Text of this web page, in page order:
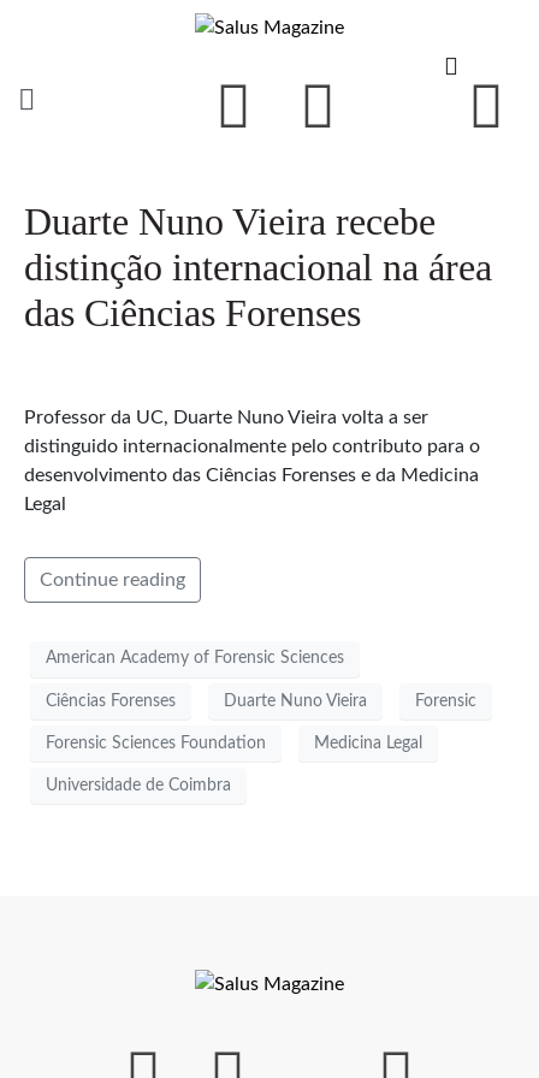
Duarte Nuno Vieira recebe
distinção internacional na área
das Ciências Forenses
Professor da UC, Duarte Nuno Vieira volta a ser
distinguido internacionalmente pelo contributo para o
desenvolvimento das Ciências Forenses e da Medicina
Legal
Continue reading
American Academy of Forensic Sciences
Ciências Forenses Duarte Nuno Vieira Forensic
Forensic Sciences Foundation Medicina Legal
Universidade de Coimbra